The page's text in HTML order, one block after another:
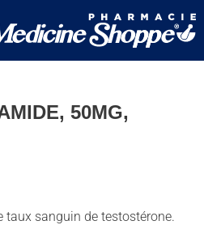
50MG,
taux sanguin de testostérone.